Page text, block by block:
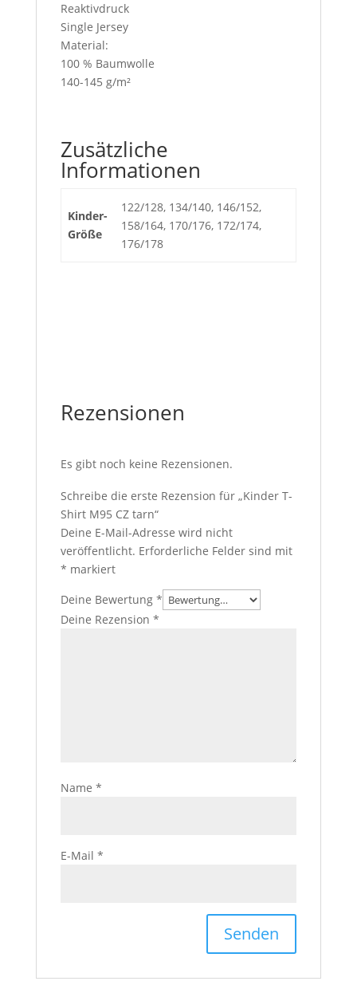
Reaktivdruck
Single Jersey
Material:
100 % Baumwolle
140-145 g/m²
Zusätzliche
Informationen
Kinder-
Größe
122/128, 134/140, 146/152,
158/164, 170/176, 172/174,
176/178
Rezensionen
Es gibt noch keine Rezensionen.
Schreibe die erste Rezension für „Kinder T-
Shirt M95 CZ tarn“
Deine E-Mail-Adresse wird nicht
veröffentlicht. Erforderliche Felder sind mit
* markiert
Deine Bewertung *
Deine Rezension *
Name *
E-Mail *